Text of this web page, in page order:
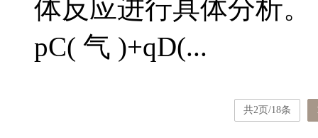
体反应进行具体分析
pC( 气 )+qD(...
共2页/18条